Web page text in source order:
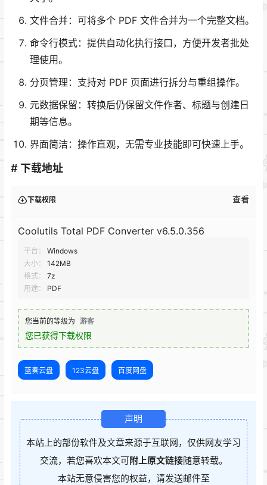
文件合并：可将多个 PDF 文件合并为一个完整文档。
命令行模式：提供自动化执行接口，方便开发者批处
理使用。
分页管理：支持对 PDF 页面进行拆分与重组操作。
元数据保留：转换后仍保留文件作者、标题与创建日
期等信息。
界面简洁：操作直观，无需专业技能即可快速上手。
# 下载地址
下载权限 查看
Coolutils Total PDF Converter v6.5.0.356
平台：
Windows
大小：
142MB
格式：
7z
用途：
PDF
您当前的等级为 游客
您已获得下载权限
蓝奏云盘 123云盘 百度网盘
声明
本站上的部份软件及文章来源于互联网，仅供网友学习
交流，若您喜欢本文可附上原文链接随意转载。
本站无意侵害您的权益，请发送邮件至